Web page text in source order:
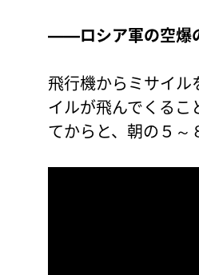
――ロシア軍の空爆
飛行機からミサイ
イルが飛んでくるこ
てからと、朝の５～